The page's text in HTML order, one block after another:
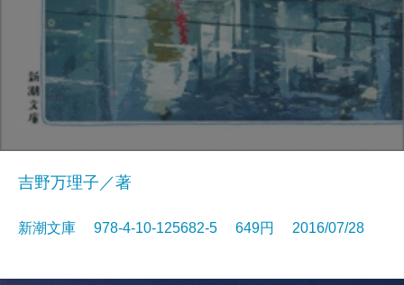
吉野万理子／著
新潮文庫 978-4-10-125682-5 649円 2016/07/28